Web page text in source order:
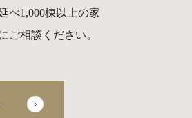
べ1,000棟以上の家
ご相談ください。